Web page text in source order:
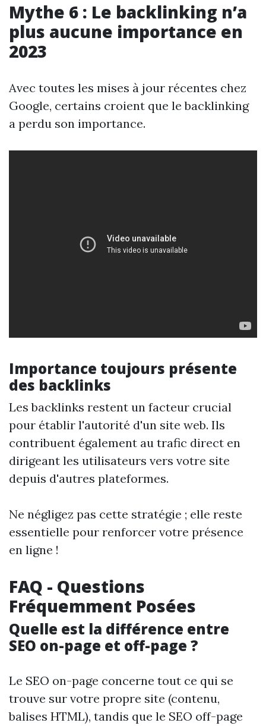
Mythe 6 : Le backlinking n’a
plus aucune importance en
2023
Avec toutes les mises à jour récentes chez
Google, certains croient que le backlinking
a perdu son importance.
Importance toujours présente
des backlinks
Les backlinks restent un facteur crucial
pour établir l'autorité d'un site web. Ils
contribuent également au trafic direct en
dirigeant les utilisateurs vers votre site
depuis d'autres plateformes.
Ne négligez pas cette stratégie ; elle reste
essentielle pour renforcer votre présence
en ligne !
FAQ - Questions
Fréquemment Posées
Quelle est la différence entre
SEO on-page et off-page ?
Le SEO on-page concerne tout ce qui se
trouve sur votre propre site (contenu,
balises HTML), tandis que le SEO off-page